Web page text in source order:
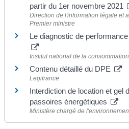
partir du 1er novembre 2021
Direction de l'information légale et
Premier ministre
Le diagnostic de
Institut national de la
Contenu détaillé du DPE
Legifrance
Interdiction de location et gel
passoires énergétiques
Ministère chargé de